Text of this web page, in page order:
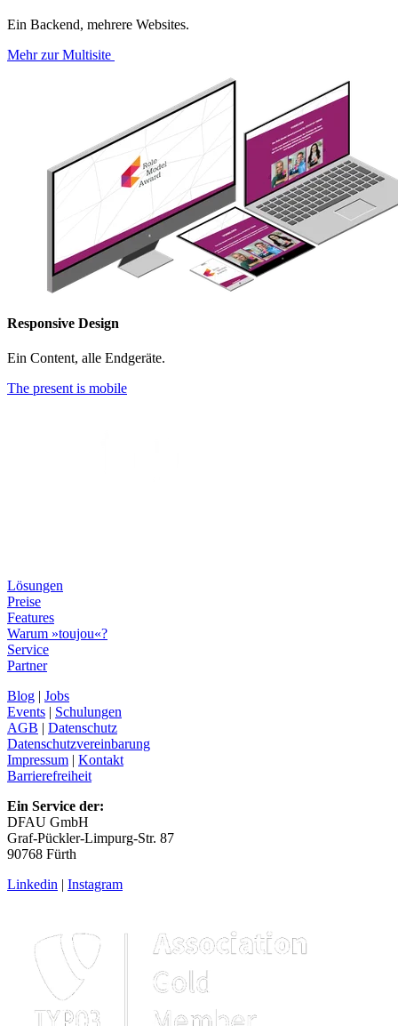
Ein Backend, mehrere Websites.
Mehr zur Multisite
Responsive Design
Ein Content, alle Endgeräte.
The present is mobile
Lösungen
Preise
Features
Warum »toujou«?
Service
Partner
Blog | Jobs
Events | Schulungen
AGB | Datenschutz
Datenschutzvereinbarung
Impressum | Kontakt
Barrierefreiheit
Ein Service der:
DFAU GmbH
Graf-Pückler-Limpurg-Str. 87
90768 Fürth
Linkedin | Instagram